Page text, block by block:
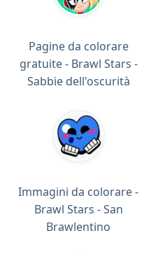
Pagine da colorare
gratuite - Brawl Stars -
Sabbie dell'oscurità
Immagini da colorare -
Brawl Stars - San
Brawlentino